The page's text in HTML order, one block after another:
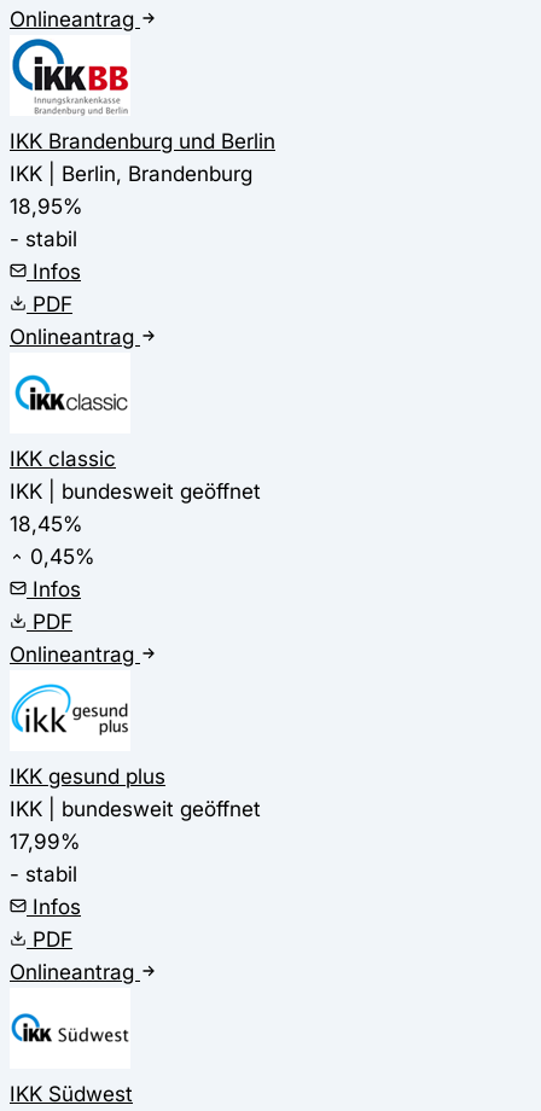
Onlineantrag
IKK Brandenburg und Berlin
IKK | Berlin, Brandenburg
18,95%
- stabil
Infos
PDF
Onlineantrag
IKK classic
IKK | bundesweit geöffnet
18,45%
0,45%
Infos
PDF
Onlineantrag
IKK gesund plus
IKK | bundesweit geöffnet
17,99%
- stabil
Infos
PDF
Onlineantrag
IKK Südwest